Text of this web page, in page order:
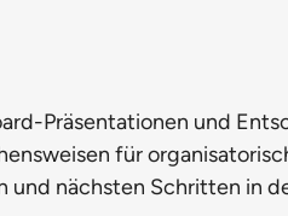
Präsentationen und
für
und nächsten Schritten in